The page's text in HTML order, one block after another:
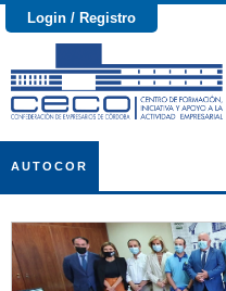
Login / Registro
AUTOCOR